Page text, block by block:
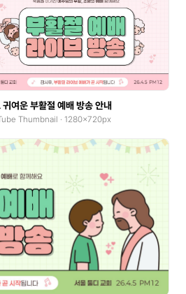
귀여운 부활절 예배 방송 안내
Thumbnail · 1280x720px